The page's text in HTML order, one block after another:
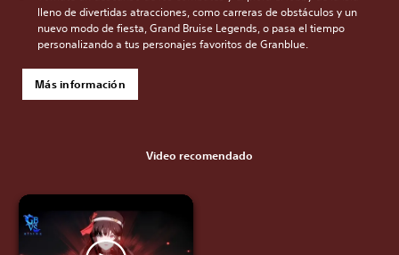
lleno de divertidas atracciones, como carreras de obstáculos y un
nuevo modo de fiesta, Grand Bruise Legends, o pasa el tiempo
personalizando a tus personajes favoritos de Granblue.
Más información
Video recomendado